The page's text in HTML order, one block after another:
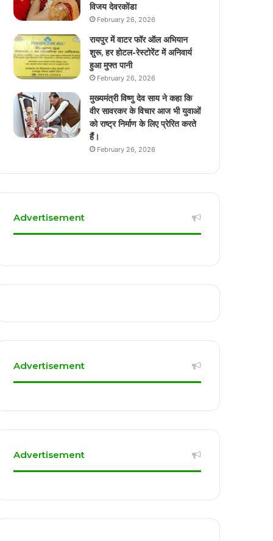
विजय देवरकोंडा
February 26, 2026
रायपुर में वाटर फॉर ऑल अभियान
शुरू, हर होटल-रेस्टोरेंट में अनिवार्य
हुआ मुफ्त पानी
February 26, 2026
मुख्यमंत्री विष्णु देव साय ने कहा कि
वीर सावरकर के विचार आज भी युवाओं
को राष्ट्र निर्माण के लिए प्रेरित करते
हैं।
February 26, 2026
Advertisement
Advertisement
Advertisement